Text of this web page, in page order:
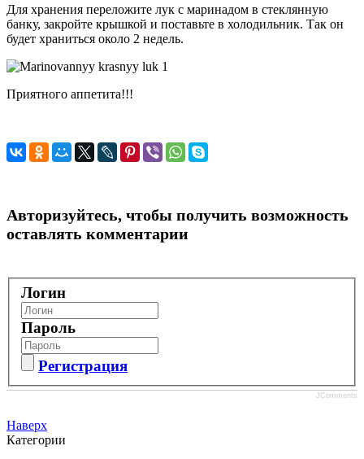
Для хранения переложите лук с маринадом в стеклянную
банку, закройте крышкой и поставьте в холодильник. Так он
будет храниться около 2 недель.
Приятного аппетита!!!
Авторизуйтесь, чтобы получить возможность
оставлять комментарии
Логин
Пароль
Регистрация
JComments
Наверх
Категории